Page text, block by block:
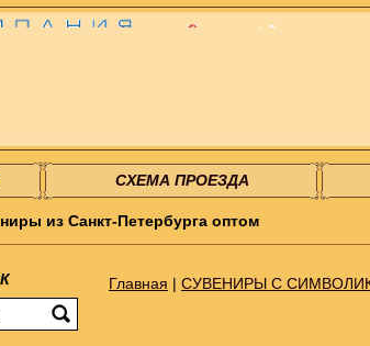
СХЕМА ПРОЕЗДА
из Санкт-Петербурга оптом
Главная | СУВЕНИРЫ С